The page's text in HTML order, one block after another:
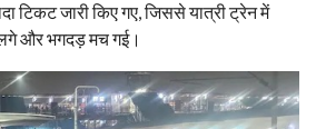
टिकट जारी किए गए, जिससे यात्री ट्रेन में
और भगदड़ मच गई।